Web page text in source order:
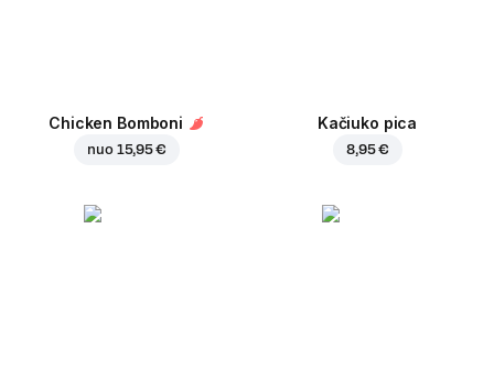
Chicken Bomboni
nuo 15,95 €
Kačiuko pica
8,95 €